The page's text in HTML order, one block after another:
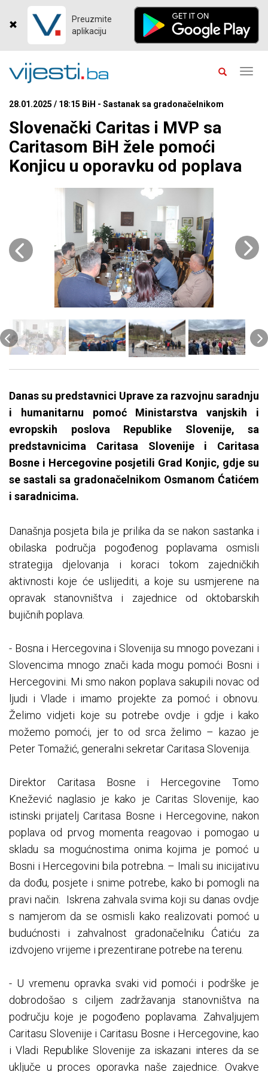
Preuzmite
aplikaciju
28.01.2025 / 18:15 BiH - Sastanak sa gradonačelnikom
Slovenački Caritas i MVP sa
Caritasom BiH žele pomoći
Konjicu u oporavku od poplava
Danas su predstavnici Uprave za razvojnu saradnju
i humanitarnu pomoć Ministarstva vanjskih i
evropskih poslova Republike Slovenije, sa
predstavnicima Caritasa Slovenije i Caritasa
Bosne i Hercegovine posjetili Grad Konjic, gdje su
se sastali sa gradonačelnikom Osmanom Ćatićem
i saradnicima.
Današnja posjeta bila je prilika da se nakon sastanka i
obilaska područja pogođenog poplavama osmisli
strategija djelovanja i koraci tokom zajedničkih
aktivnosti koje će uslijediti, a koje su usmjerene na
opravak stanovništva i zajednice od oktobarskih
bujičnih poplava.
- Bosna i Hercegovina i Slovenija su mnogo povezani i
Slovencima mnogo znači kada mogu pomoći Bosni i
Hercegovini. Mi smo nakon poplava sakupili novac od
ljudi i Vlade i imamo projekte za pomoć i obnovu.
Želimo vidjeti koje su potrebe ovdje i gdje i kako
možemo pomoći, jer to od srca želimo – kazao je
Peter Tomažić, generalni sekretar Caritasa Slovenija.
Direktor Caritasa Bosne i Hercegovine Tomo
Knežević naglasio je kako je Caritas Slovenije, kao
istinski prijatelj Caritasa Bosne i Hercegovine, nakon
poplava od prvog momenta reagovao i pomogao u
skladu sa mogućnostima onima kojima je pomoć u
Bosni i Hercegovini bila potrebna. – Imali su inicijativu
da dođu, posjete i snime potrebe, kako bi pomogli na
pravi način. Iskrena zahvala svima koji su danas ovdje
s namjerom da se osmisli kako realizovati pomoć u
budućnosti i zahvalnost gradonačelniku Ćatiću za
izdvojeno vrijeme i prezentirane potrebe na terenu.
- U vremenu opravka svaki vid pomoći i podrške je
dobrodošao s ciljem zadržavanja stanovništva na
području koje je pogođeno poplavama. Zahvaljujem
Caritasu Slovenije i Caritasu Bosne i Hercegovine, kao
i Vladi Republike Slovenije za iskazani interes da se
uključe u proces oporavka naše zajednice. Ovakve